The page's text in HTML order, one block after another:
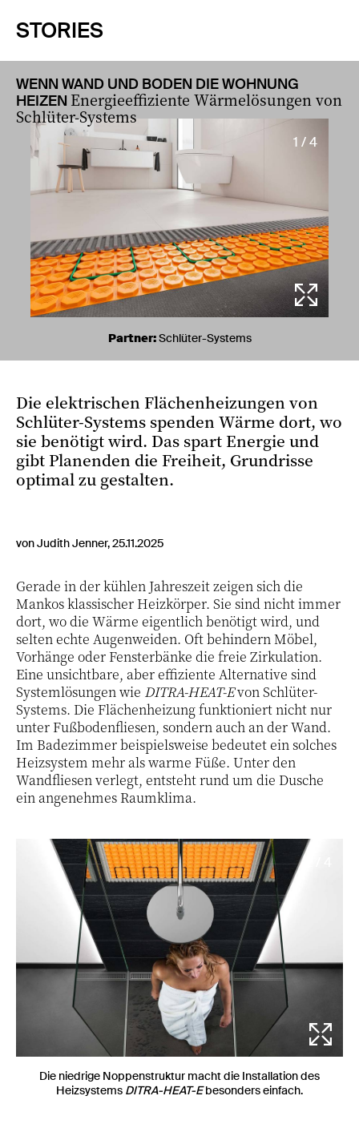
STORIES
WENN WAND UND BODEN DIE WOHNUNG
HEIZEN Energieeffiziente Wärmelösungen von
Schlüter-Systems
1 / 4
Partner:Schlüter-Systems
Die elektrischen Flächenheizungen von
Schlüter-Systems spenden Wärme dort, wo
sie benötigt wird. Das spart Energie und
gibt Planenden die Freiheit, Grundrisse
optimal zu gestalten.
von Judith Jenner, 25.11.2025
Gerade in der kühlen Jahreszeit zeigen sich die
Mankos klassischer Heizkörper. Sie sind nicht immer
dort, wo die Wärme eigentlich benötigt wird, und
selten echte Augenweiden. Oft behindern Möbel,
Vorhänge oder Fensterbänke die freie Zirkulation.
Eine unsichtbare, aber effiziente Alternative sind
Systemlösungen wie DITRA-HEAT-Evon Schlüter-
Systems. Die Flächenheizung funktioniert nicht nur
unter Fußbodenfliesen, sondern auch an der Wand.
Im Badezimmer beispielsweise bedeutet ein solches
Heizsystem mehr als warme Füße. Unter den
Wandfliesen verlegt, entsteht rund um die Dusche
ein angenehmes Raumklima.
Die niedrige Noppenstruktur macht die Installation des
Heizsystems DITRA-HEAT-Ebesonders einfach.